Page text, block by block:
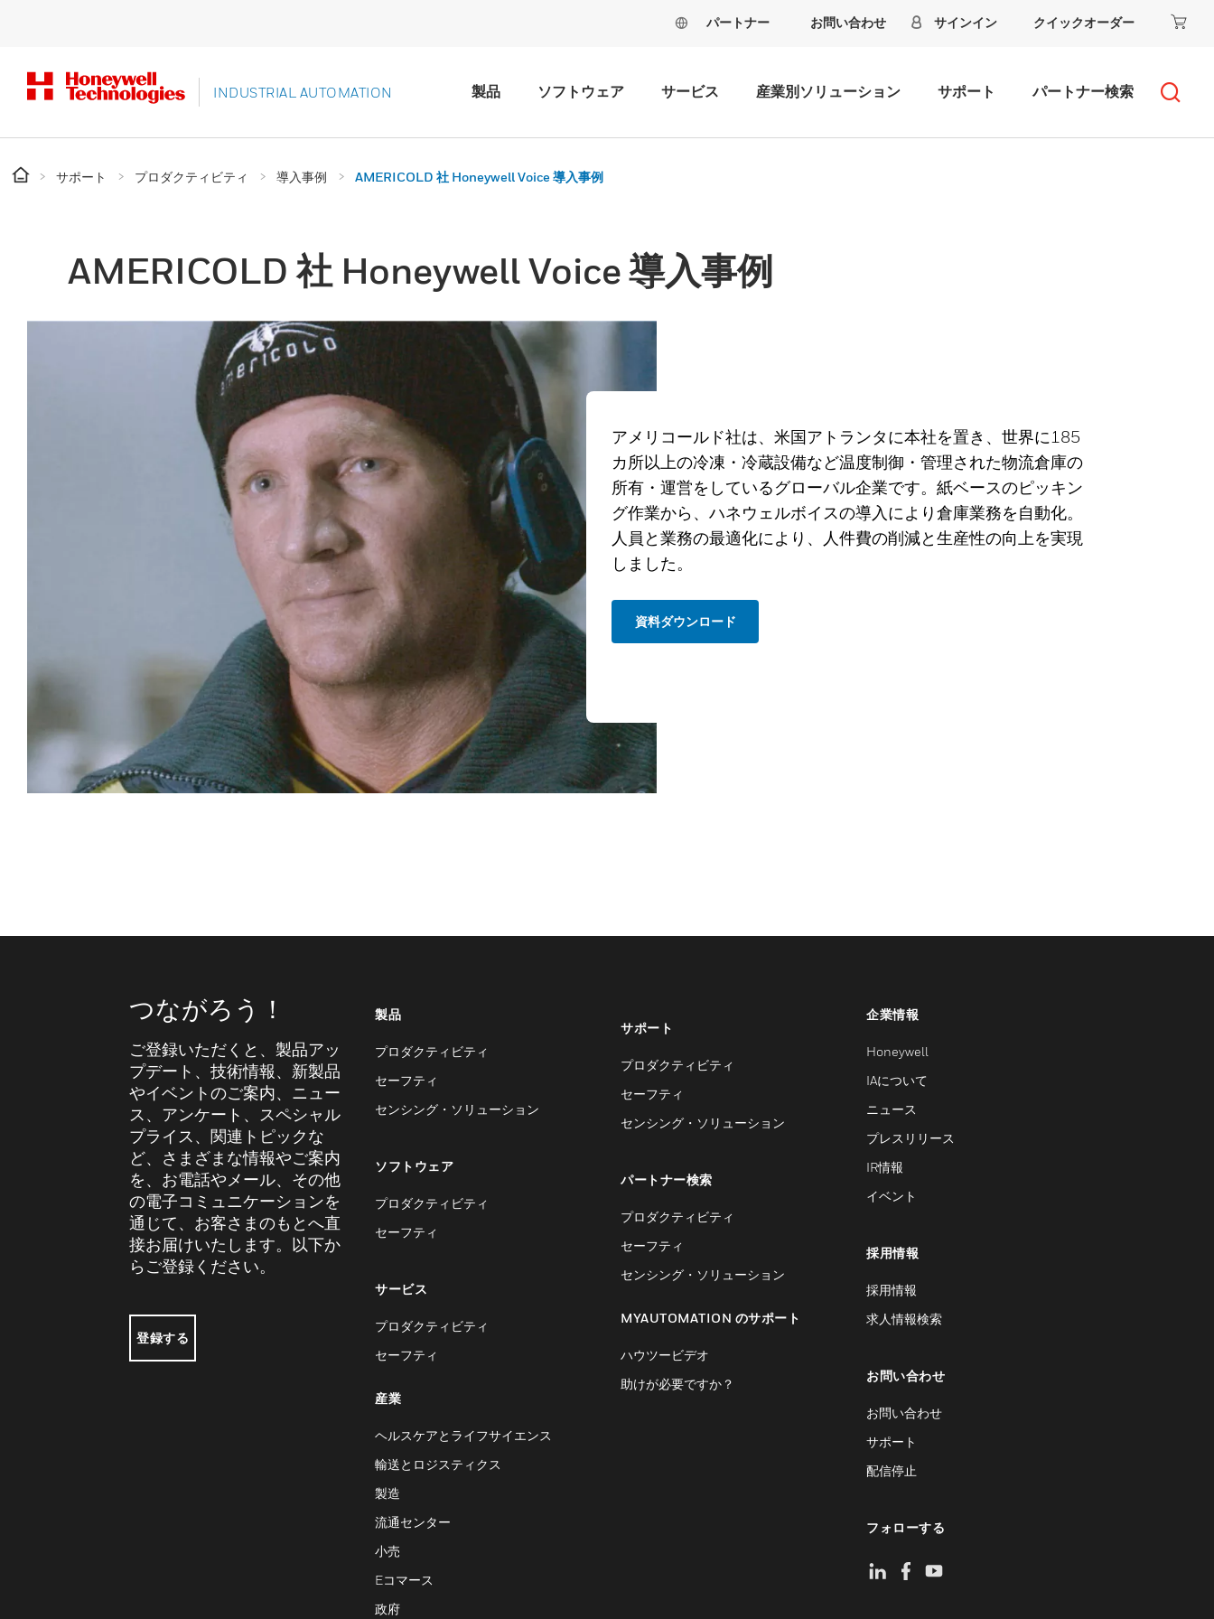
パートナー お問い合わせ サインイン クイックオーダー
INDUSTRIAL AUTOMATION 製品 ソフトウェア サービス 産業別ソリューション サポート パートナー検索
サポート プロダクティビティ 導入事例 AMERICOLD 社 Honeywell Voice 導入事例
AMERICOLD 社 Honeywell Voice 導入事例
アメリコールド社は、米国アトランタに本社を置き、世界に185
カ所以上の冷凍・冷蔵設備など温度制御・管理された物流倉庫の
所有・運営をしているグローバル企業です。紙ベースのピッキン
グ作業から、ハネウェルボイスの導入により倉庫業務を自動化。
人員と業務の最適化により、人件費の削減と生産性の向上を実現
しました。
資料ダウンロード
つながろう！
ご登録いただくと、製品アッ
プデート、技術情報、新製品
やイベントのご案内、ニュー
ス、アンケート、スペシャル
プライス、関連トピックな
ど、さまざまな情報やご案内
を、お電話やメール、その他
の電子コミュニケーションを
通じて、お客さまのもとへ直
接お届けいたします。以下か
らご登録ください。
登録する
製品
プロダクティビティ
セーフティ
センシング・ソリューション
ソフトウェア
プロダクティビティ
セーフティ
サービス
プロダクティビティ
セーフティ
産業
ヘルスケアとライフサイエンス
輸送とロジスティクス
製造
流通センター
小売
Eコマース
政府
サポート
プロダクティビティ
セーフティ
センシング・ソリューション
パートナー検索
プロダクティビティ
セーフティ
センシング・ソリューション
MYAUTOMATION のサポート
ハウツービデオ
助けが必要ですか？
企業情報
Honeywell
IAについて
ニュース
プレスリリース
IR情報
イベント
採用情報
採用情報
求人情報検索
お問い合わせ
お問い合わせ
サポート
配信停止
フォローする